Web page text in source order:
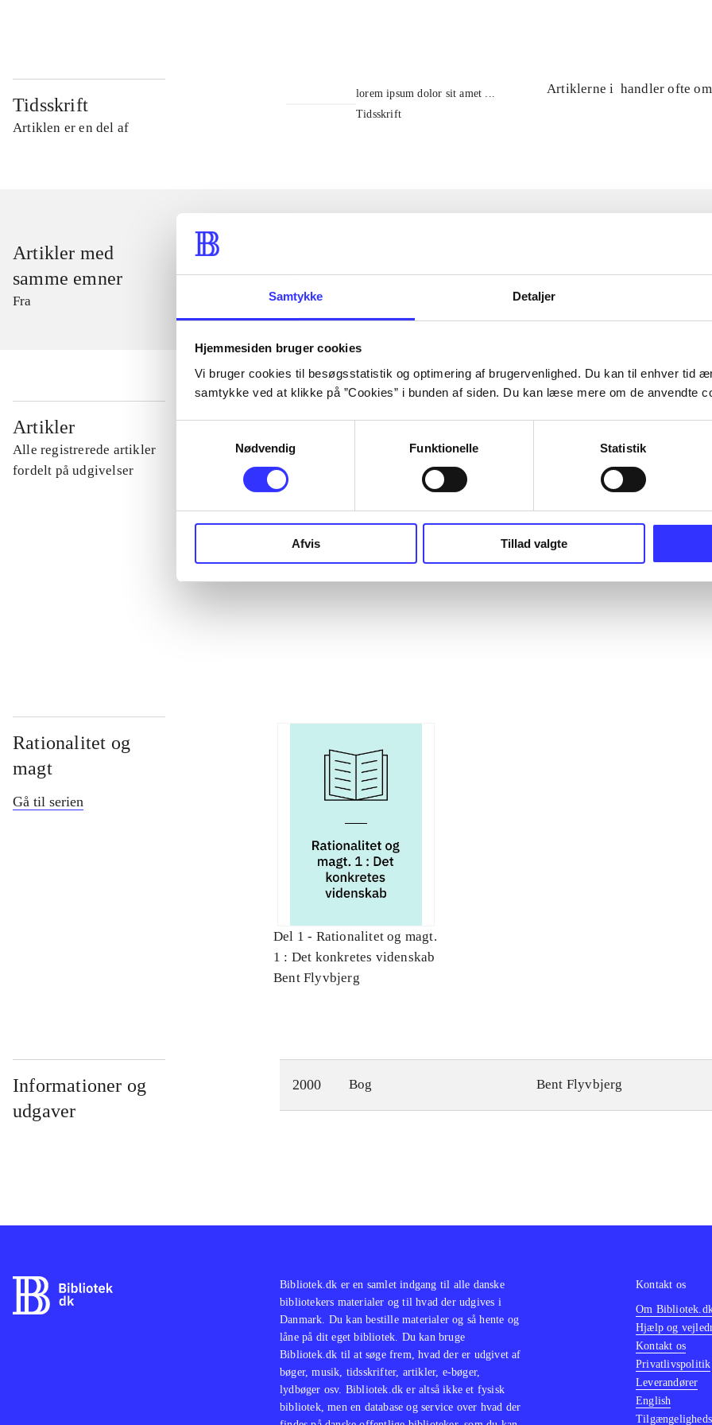
Samtykke Detaljer
Hjemmesiden bruger cookies
Vi bruger cookies til besøgsstatistik og optimering af brugervenlighed. Du kan til enhver tid
samtykke ved at klikke på ”Cookies” i bunden af siden. Du kan læse mere om de anvendte
Nødvendig
Funktionelle Statistik
Afvis Tillad valgte
Tidsskrift
Artiklen er en del af
lorem ipsum dolor sit amet ...
Tidsskrift
Artiklerne i handler ofte om
Artikler med
samme emner
Fra
Artikler
Alle registrerede artikler
fordelt på udgivelser
...
Rationalitet og
magt
Gå til serien
Del 1 - Rationalitet og magt.
1 : Det konkretes videnskab
Bent Flyvbjerg
Informationer og
udgaver
2000 Bog Bent Flyvbjerg
Bibliotek.dk er en samlet indgang til alle danske
bibliotekers materialer og til hvad der udgives i
Danmark. Du kan bestille materialer og så hente og
låne på dit eget bibliotek. Du kan bruge
Bibliotek.dk til at søge frem, hvad der er udgivet af
bøger, musik, tidsskrifter, artikler, e-bøger,
lydbøger osv. Bibliotek.dk er altså ikke et fysisk
bibliotek, men en database og service over hvad der
Kontakt os
Om
Hjælp og
Kontakt os
Privatlivspolitik
Leverandører
English